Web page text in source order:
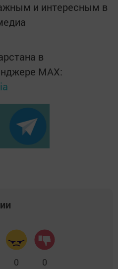
и интересным в
в
MАХ:
0 0